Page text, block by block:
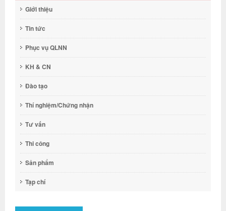
Giới thiệu
Tin tức
Phục vụ QLNN
KH & CN
Đào tạo
Thí nghiệm/Chứng nhận
Tư vấn
Thi công
Sản phẩm
Tạp chí